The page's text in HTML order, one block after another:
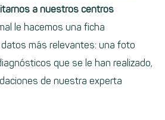
a nuestros centros
le hacemos una ficha
más relevantes: una foto
que se le han realizado,
de nuestra experta